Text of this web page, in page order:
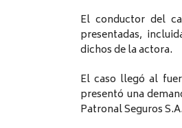
El conductor del
presentadas,
dichos de la actora.
El caso llegó al
presentó una
Patronal Seguros